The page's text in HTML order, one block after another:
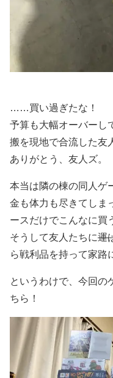
……買い過ぎたな！
予算も大幅オーバーし
搬を現地で合流した友
ありがとう、友人ズ。
本当は隣の棟の同人ゲ
金も体力も尽きてしま
ースだけでこんなに
そうして友人たちに運
ら戦利品を持って家路
というわけで、今回の
ちら！